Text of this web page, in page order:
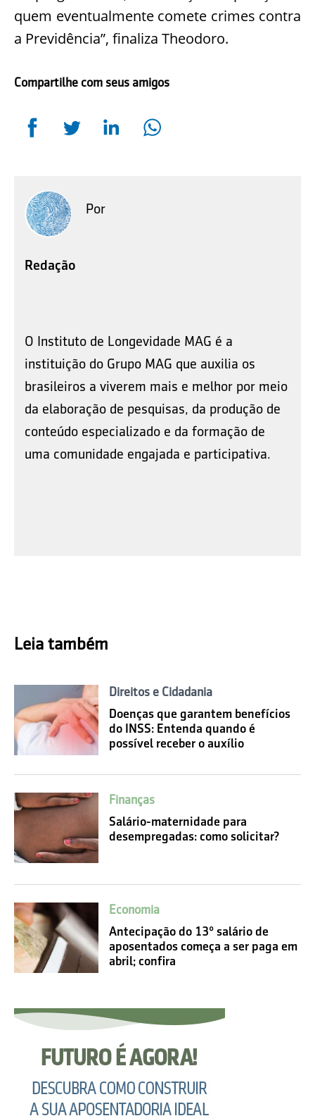
quem eventualmente comete crimes contra
a Previdência”, finaliza Theodoro.
Compartilhe com seus amigos
Por
Redação
O Instituto de Longevidade MAG é a
instituição do Grupo MAG que auxilia os
brasileiros a viverem mais e melhor por meio
da elaboração de pesquisas, da produção de
conteúdo especializado e da formação de
uma comunidade engajada e participativa.
Leia também
Direitos e Cidadania
Doenças que garantem benefícios
do INSS: Entenda quando é
possível receber o auxílio
Finanças
Salário-maternidade para
desempregadas: como solicitar?
Economia
Antecipação do 13º salário de
aposentados começa a ser paga em
abril; confira